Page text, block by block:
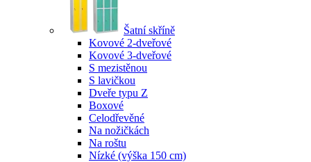
Šatní skříně
Kovové 2-dveřové
Kovové 3-dveřové
S mezistěnou
S lavičkou
Dveře typu Z
Boxové
Celodřevěné
Na nožičkách
Na roštu
Nízké (výška 150 cm)